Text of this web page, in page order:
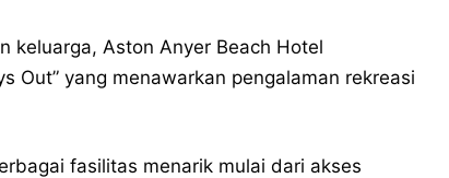
keluarga, Aston Anyer Beach Hotel
Out” yang menawarkan pengalaman rekreasi
fasilitas menarik mulai dari akses